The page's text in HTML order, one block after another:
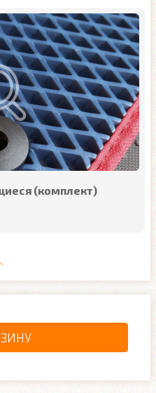
(комплект)